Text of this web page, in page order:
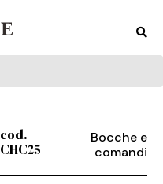
cod.
CHC25
Bocche e
comandi